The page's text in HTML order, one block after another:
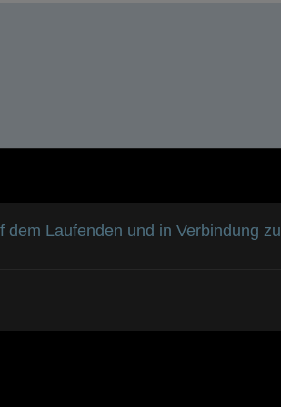
dem Laufenden und in Verbindung zu